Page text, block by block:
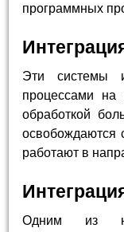
программных
Эти системы
процессами на
обработкой
освобождаются
работают в
Одним из